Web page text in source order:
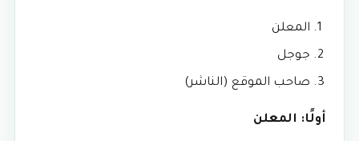
المعلن
جوجل
صاحب الموقع (الناشر)
أولًا: المعلن